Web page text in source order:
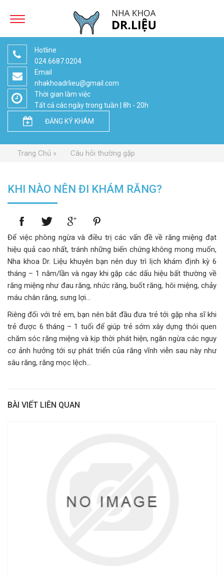
Hotline
024.6687.0204
Email
nhakhoadrlieu@gmail.com
Thời gian làm việc
Tất cả các ngày trong tuần | 8h - 20h
ĐĂNG KÝ KHÁM
Trang Chủ Câu hỏi thường gặp
KHI NÀO NÊN ĐI KHÁM RĂNG?
Để việc phòng ngừa và điều trị các vấn đề về răng miệng đạt
hiệu quả cao nhất, tránh những biến chứng không mong muốn,
Nha khoa Dr. Liệu khuyên bạn nên duy trì lịch khám định kỳ 6
tháng – 1 năm/lần và ngay khi gặp các dấu hiệu bất thường về
răng miệng như đau răng, nhức răng, buốt răng, hôi miệng, chảy
máu chân răng, sưng lợi…
Riêng đối với trẻ em, bạn nên bắt đầu đưa trẻ tới gặp nha sĩ khi
trẻ được 6 tháng – 1 tuổi để giúp trẻ sớm xây dựng thói quen
chăm sóc răng miệng và kịp thời phát hiện, ngăn ngừa các nguy
cơ ảnh hưởng tới sự phát triển của răng vĩnh viễn sau này như
sâu răng, răng mọc lệch…
BÀI VIẾT LIÊN QUAN